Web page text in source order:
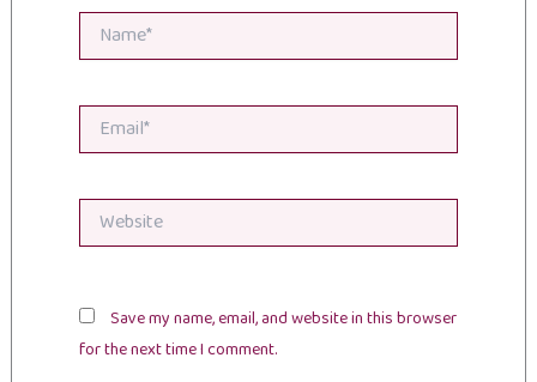
Name*
Email*
Website
Save my name, email, and website in this browser
for the next time I comment.